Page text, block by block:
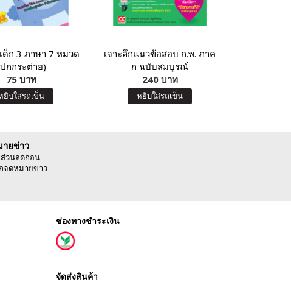
ด็ก 3 ภาษา 7 หมวด
กกระต่าย)
75 บาท
ยิบใส่รถเข็น
เจาะลึกแนวข้อสอบ ก.พ. ภาค
ก​ ฉบับสมบูรณ์
240 บาท
หยิบใส่รถเข็น
ยข่าว
วนลดก่อน
จดหมายข่าว
ช่องทางชำระเงิน
จัดส่งสินค้า